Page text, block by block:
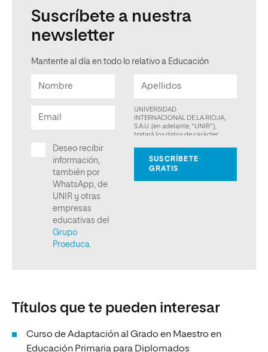
Suscríbete a nuestra
newsletter
Mantente al día en todo lo relativo a Educación
Títulos que te pueden interesar
Curso de Adaptación al Grado en Maestro en
Educación Primaria para Diplomados